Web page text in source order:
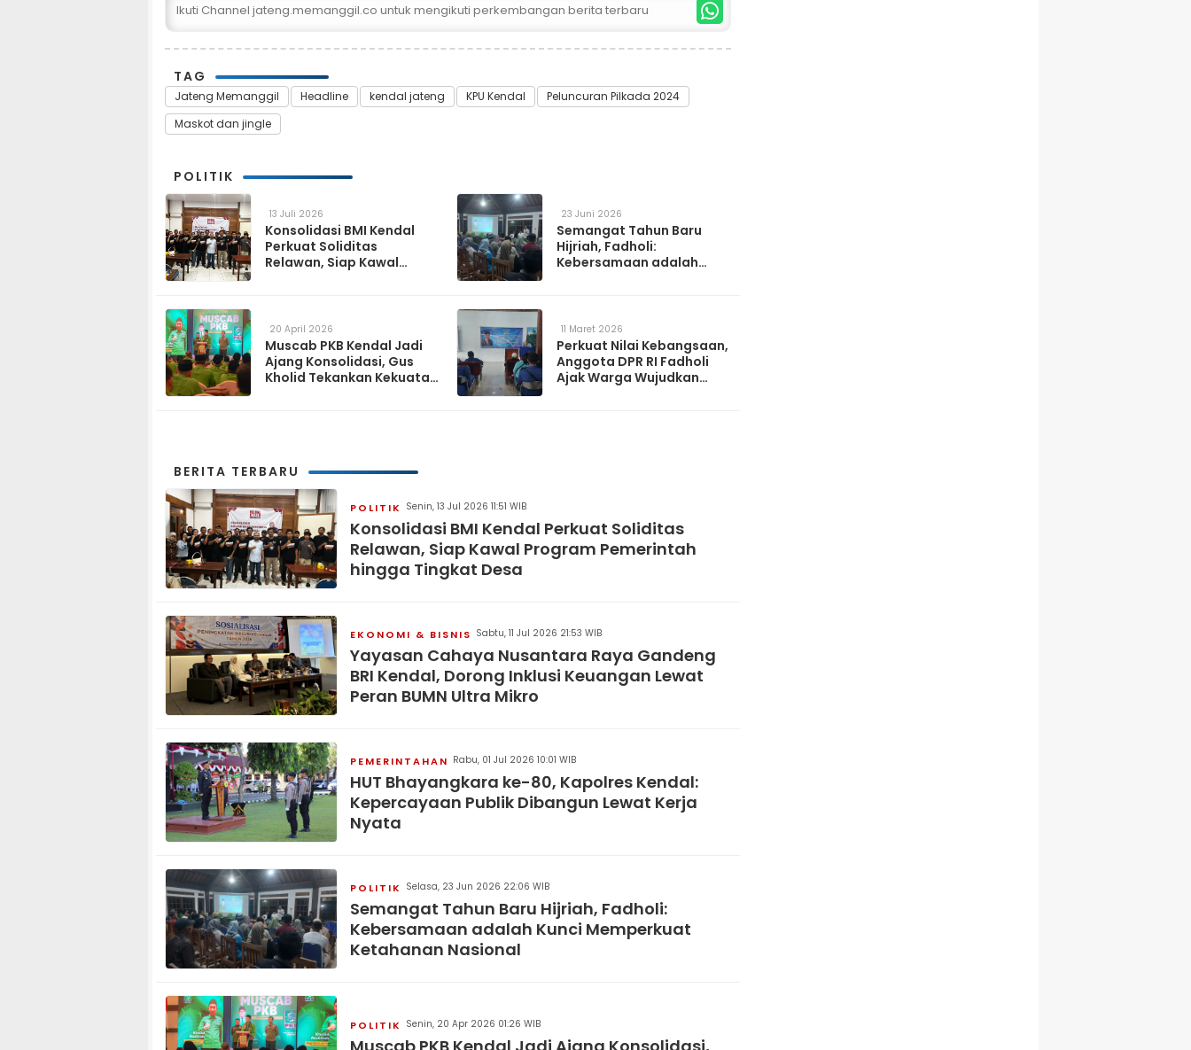
Ikuti Channel jateng.memanggil.co untuk mengikuti perkembangan berita terbaru
TAG
Jateng Memanggil Headline kendal jateng KPU Kendal
Peluncuran Pilkada 2024
Maskot dan jingle
POLITIK
13 Juli 2026
Konsolidasi BMI Kendal
Perkuat Soliditas
Relawan, Siap Kawal
23 Juni 2026
Semangat Tahun Baru
Hijriah, Fadholi:
Kebersamaan adalah
20 April 2026
Muscab PKB Kendal Jadi
Ajang Konsolidasi, Gus
Kholid Tekankan Kekuatan
11 Maret 2026
Perkuat Nilai Kebangsaan,
Anggota DPR RI Fadholi
Ajak Warga Wujudkan
BERITA TERBARU
POLITIK Senin, 13 Jul 2026 11:51 WIB
Konsolidasi BMI Kendal Perkuat Soliditas
Relawan, Siap Kawal Program Pemerintah
hingga Tingkat Desa
EKONOMI & BISNIS Sabtu, 11 Jul 2026 21:53 WIB
Yayasan Cahaya Nusantara Raya Gandeng
BRI Kendal, Dorong Inklusi Keuangan Lewat
Peran BUMN Ultra Mikro
PEMERINTAHAN Rabu, 01 Jul 2026 10:01 WIB
HUT Bhayangkara ke-80, Kapolres Kendal:
Kepercayaan Publik Dibangun Lewat Kerja
Nyata
POLITIK Selasa, 23 Jun 2026 22:06 WIB
Semangat Tahun Baru Hijriah, Fadholi:
Kebersamaan adalah Kunci Memperkuat
Ketahanan Nasional
POLITIK Senin, 20 Apr 2026 01:26 WIB
Muscab PKB Kendal Jadi Ajang Konsolidasi,